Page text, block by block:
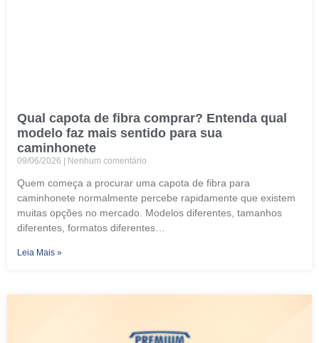
Qual capota de fibra comprar? Entenda qual
modelo faz mais sentido para sua
caminhonete
09/06/2026 Nenhum comentário
Quem começa a procurar uma capota de fibra para
caminhonete normalmente percebe rapidamente que existem
muitas opções no mercado. Modelos diferentes, tamanhos
diferentes, formatos diferentes…
Leia Mais »